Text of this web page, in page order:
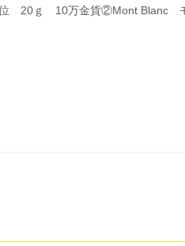
20ｇ 10万金貨②Mont Blanc